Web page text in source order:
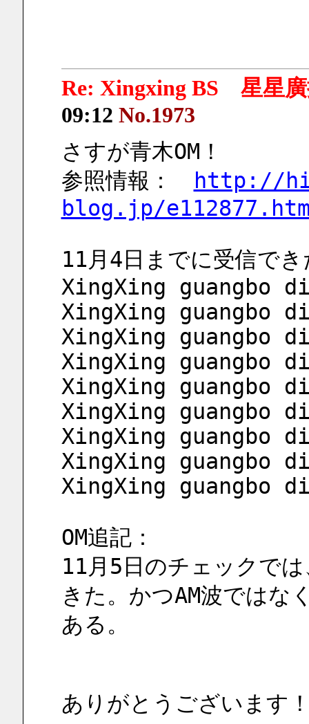
Re: Xingxing BS 星星
09:12 No.1973
さすが青木OM！
参照情報：
http://
blog.jp/
11月4日までに受信でき
XingXing guangbo
XingXing guangbo
XingXing guangbo
XingXing guangbo
XingXing guangbo
XingXing guangbo
XingXing guangbo
XingXing guangbo
XingXing guangbo
OM追記：
11月5日のチェックで
きた。かつAM波ではな
ある。
ありがとうございます